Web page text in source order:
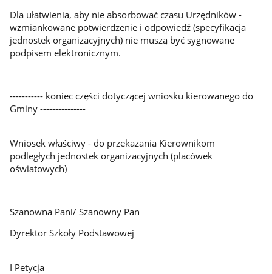
Dla ułatwienia, aby nie absorbować czasu Urzędników -
wzmiankowane potwierdzenie i odpowiedź (specyfikacja
jednostek organizacyjnych) nie muszą być sygnowane
podpisem elektronicznym.
----------- koniec części dotyczącej wniosku kierowanego do
Gminy ---------------
Wniosek właściwy - do przekazania Kierownikom
podległych jednostek organizacyjnych (placówek
oświatowych)
Szanowna Pani/ Szanowny Pan
Dyrektor Szkoły Podstawowej
I Petycja